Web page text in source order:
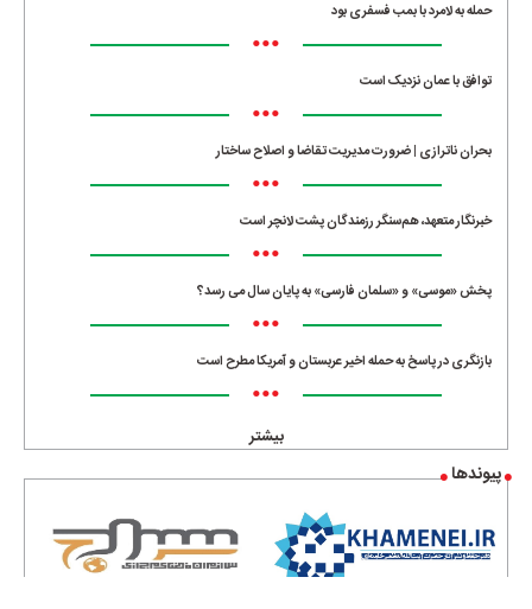
حمله به لامرد با بمب فسفری بود
•••
توافق با عمان نزدیک است
•••
بحران ناترازی | ضرورت مدیریت تقاضا و اصلاح ساختار
•••
خبرنگار متعهد، هم‌سنگر رزمندگان پشت لانچر است
•••
پخش «موسی» و «سلمان فارسی» به پایان سال می رسد؟
•••
بازنگری در پاسخ به حمله اخیر عربستان و آمریکا مطرح است
•••
بیشتر
پیوندها